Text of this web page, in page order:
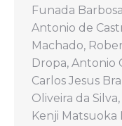
Funada
Antonio de
Machado,
Dropa, Antonio
Carlos Jesus
Oliveira da
Kenji Matsuoka